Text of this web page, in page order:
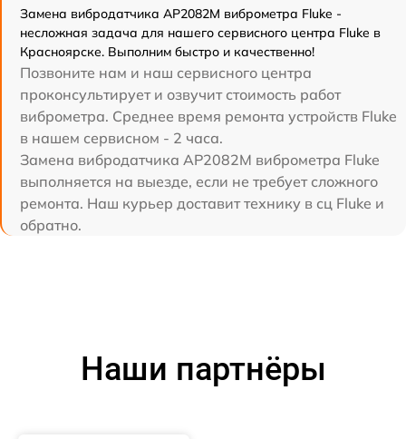
Замена вибродатчика АР2082М виброметра Fluke -
несложная задача для нашего сервисного центра Fluke в
Красноярске. Выполним быстро и качественно!
Позвоните нам и наш сервисного центра
проконсультирует и озвучит стоимость работ
виброметра. Среднее время ремонта устройств Fluke
в нашем сервисном - 2 часа.
Замена вибродатчика АР2082М виброметра Fluke
выполняется на выезде, если не требует сложного
ремонта. Наш курьер доставит технику в сц Fluke и
обратно.
Наши партнёры